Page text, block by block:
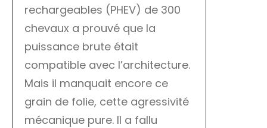
rechargeables (PHEV) de 300
chevaux a prouvé que la
puissance brute était
compatible avec l’architecture.
Mais il manquait encore ce
grain de folie, cette agressivité
mécanique pure. Il a fallu